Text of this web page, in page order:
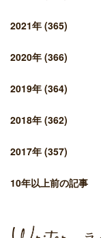
2021年 (365)
2020年 (366)
2019年 (364)
2018年 (362)
2017年 (357)
10年以上前の記事